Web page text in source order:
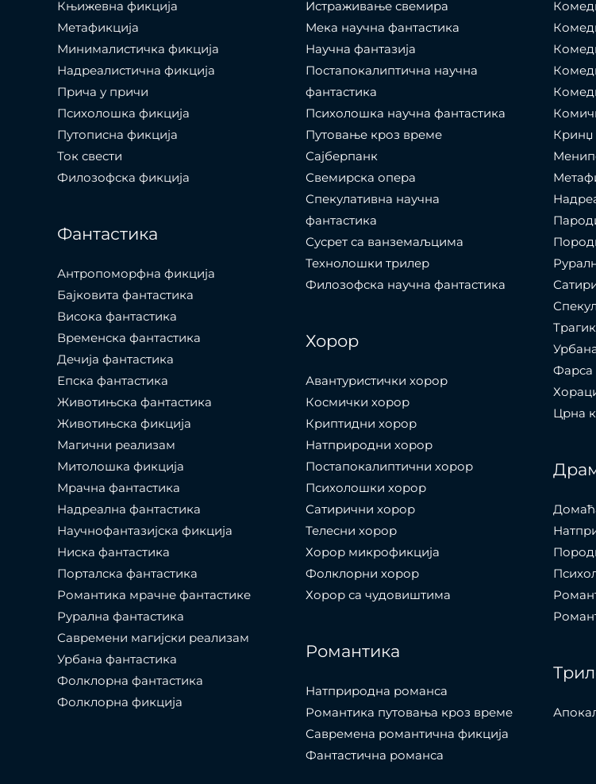
Књижевна фикција
Метафикција
Минималистичка фикција
Надреалистична фикција
Прича у причи
Психолошкa фикција
Путописна фикција
Ток свести
Филозофска фикција
Фантастика
Антропоморфна фикција
Бајковита фантастика
Висока фантастика
Временска фантастика
Дечија фантастика
Епска фантастика
Животињска фантастика
Животињска фикција
Магични реализам
Митолошка фикција
Мрачна фантастика
Надреална фантастика
Научнофантазијска фикција
Ниска фантастика
Порталска фантастика​
Романтика мрачне фантастике
Рурална фантастика
Савремени магијски реализам
Урбана фантастика
Фолклорна фантастика
Фолклорна фикција
Истраживање свемира
Мека научна фантастика
Научна фантазија
Постапокалиптична научна
фантастика
Психолошка научна фантастика
Путовање кроз време
Сајберпанк
Свемирска опера
Спекулативна научна
фантастика
Сусрет са ванземаљцима
Технолошки трилер
Филозофска научна фантастика
Хорор
Авантуристички хорор
Космички хорор
Криптидни хорор
Натприродни хорор
Постапокалиптични хорор
Психолошки хорор
Сатирични хорор
Телесни хорор
Хорор микрофикција
Фолклорни хорор
Хорор са чудовиштима
Романтика
Натприродна романса
Романтика путовања кроз време
Савремена романтична фикција
Фантастична романса
Кринџ
Фарса
Црна